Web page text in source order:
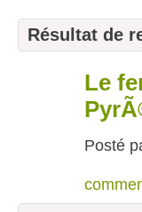
Résultat de
Le
Posté